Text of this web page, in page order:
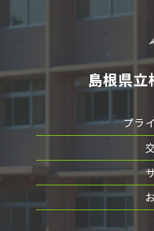
島根県立
プラ